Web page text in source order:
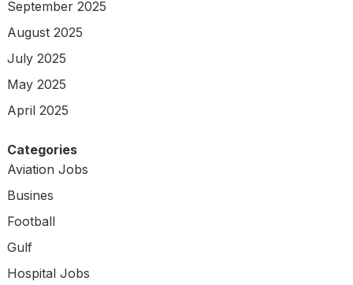
September 2025
August 2025
July 2025
May 2025
April 2025
Categories
Aviation Jobs
Busines
Football
Gulf
Hospital Jobs